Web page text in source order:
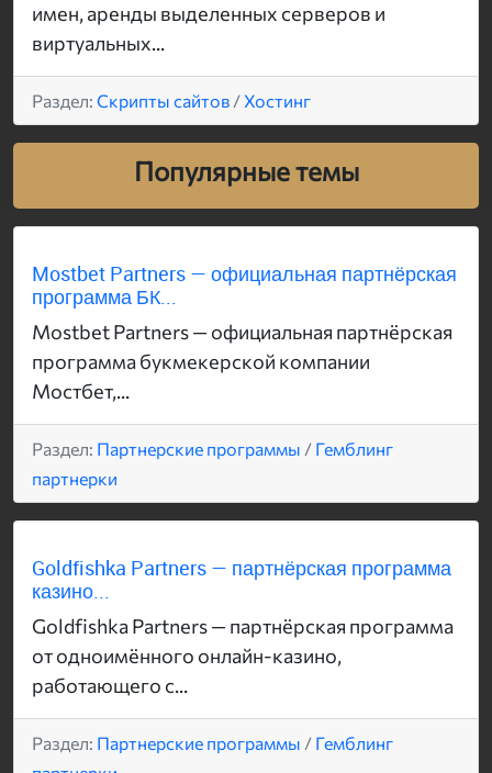
имен, аренды выделенных серверов и
виртуальных...
Раздел: Скрипты сайтов /Хостинг
Популярные темы
Mostbet Partners — официальная партнёрская
программа БК...
Mostbet Partners — официальная партнёрская
программа букмекерской компании
Мостбет,...
Раздел: Партнерские программы / Гемблинг
партнерки
Goldfishka Partners — партнёрская программа
казино...
Goldfishka Partners — партнёрская программа
от одноимённого онлайн-казино,
работающего с...
Раздел: Партнерские программы / Гемблинг